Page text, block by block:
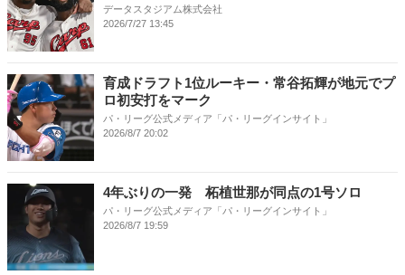
データスタジアム株式会社
2026/7/27 13:45
育成ドラフト1位ルーキー・常谷拓輝が地元でプ
ロ初安打をマーク
パ・リーグ公式メディア「パ・リーグインサイト」
2026/8/7 20:02
4年ぶりの一発 柘植世那が同点の1号ソロ
パ・リーグ公式メディア「パ・リーグインサイト」
2026/8/7 19:59